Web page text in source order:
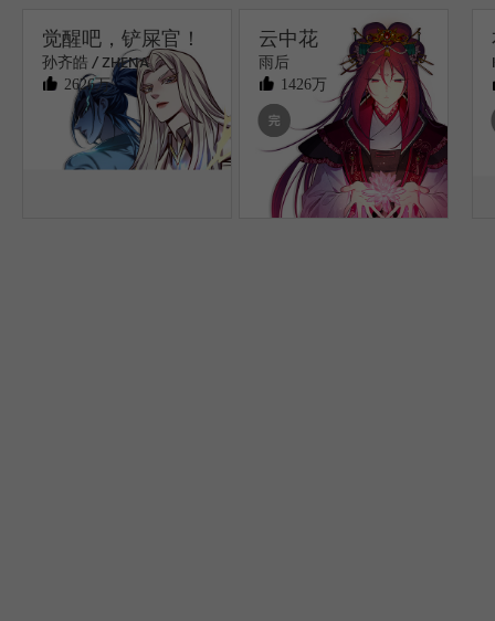
觉醒吧，铲屎官！
孙齐皓 / ZHENA
2626万
云中花
雨后
1426万